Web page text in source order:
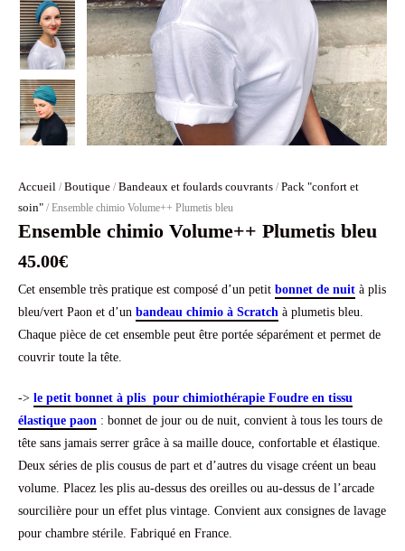
Accueil / Boutique / Bandeaux et foulards couvrants / Pack "confort et
soin" / Ensemble chimio Volume++ Plumetis bleu
Ensemble chimio Volume++ Plumetis bleu
45.00€
Cet ensemble très pratique est composé d’un petit bonnet de nuit à plis
bleu/vert Paon et d’un bandeau chimio à Scratch à plumetis bleu.
Chaque pièce de cet ensemble peut être portée séparément et permet de
couvrir toute la tête.
-> le petit bonnet à plis pour chimiothérapie Foudre en tissu
élastique paon : bonnet de jour ou de nuit, convient à tous les tours de
tête sans jamais serrer grâce à sa maille douce, confortable et élastique.
Deux séries de plis cousus de part et d’autres du visage créent un beau
volume. Placez les plis au-dessus des oreilles ou au-dessus de l’arcade
sourcilière pour un effet plus vintage. Convient aux consignes de lavage
pour chambre stérile. Fabriqué en France.